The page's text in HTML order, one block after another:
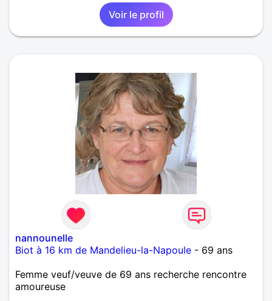
Voir le profil
nannounelle
Biot à 16 km de Mandelieu-la-Napoule - 69 ans
Femme veuf/veuve de 69 ans recherche rencontre
amoureuse